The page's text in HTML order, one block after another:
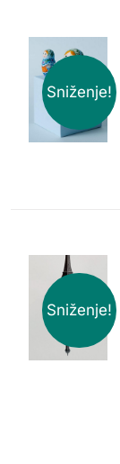
Sniženje!
DODAJ
Sniženje!
DODAJ